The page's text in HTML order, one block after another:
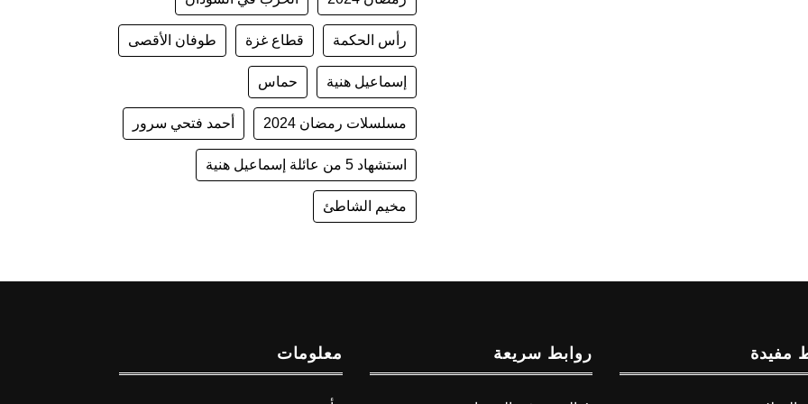
رأس الحكمة قطاع غزة طوفان الأقصى
إسماعيل هنية حماس
مسلسلات رمضان 2024 أحمد فتحي سرور
استشهاد 5 من عائلة إسماعيل هنية
مخيم الشاطئ
مفيدة روابط سريعة معلومات